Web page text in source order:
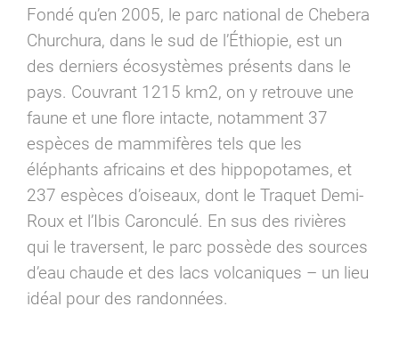
Fondé qu’en 2005, le parc national de Chebera
Churchura, dans le sud de l’Éthiopie, est un
des derniers écosystèmes présents dans le
pays. Couvrant 1215 km2, on y retrouve une
faune et une flore intacte, notamment 37
espèces de mammifères tels que les
éléphants africains et des hippopotames, et
237 espèces d’oiseaux, dont le Traquet Demi-
Roux et l’Ibis Caronculé. En sus des rivières
qui le traversent, le parc possède des sources
d’eau chaude et des lacs volcaniques – un lieu
idéal pour des randonnées.